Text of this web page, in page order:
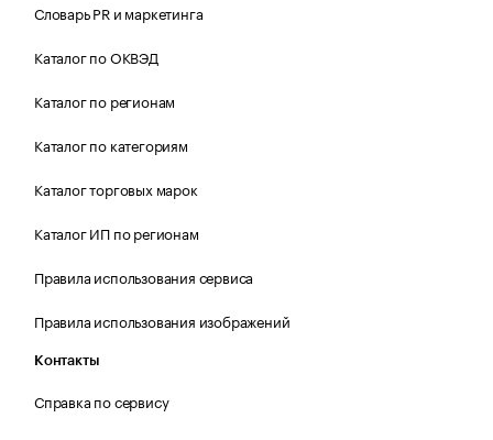
Словарь PR и маркетинга
Каталог по ОКВЭД
Каталог по регионам
Каталог по категориям
Каталог торговых марок
Каталог ИП по регионам
Правила использования сервиса
Правила использования изображений
Контакты
Справка по сервису